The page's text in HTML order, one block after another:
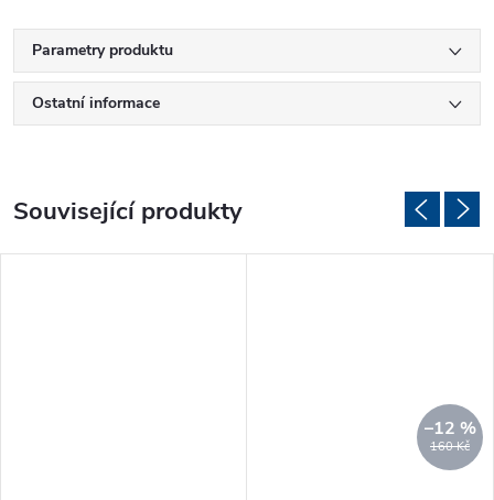
Parametry produktu
Ostatní informace
Související produkty
160 Kč
–12 %